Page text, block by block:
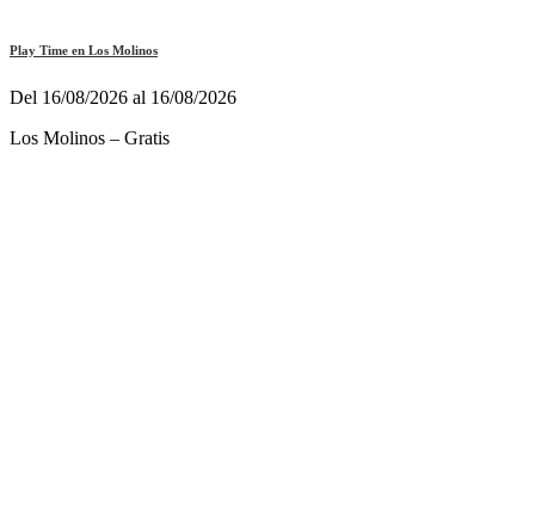
Play Time en Los Molinos
Del 16/08/2026 al 16/08/2026
Los Molinos – Gratis